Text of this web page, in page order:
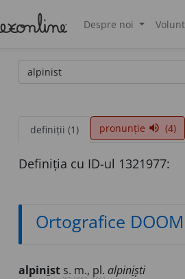
Despre noi
definiții (1) pronunție volume_up (4)
Definiția cu ID-ul 1321977:
Ortografice DOOM
alpinist s. m., pl. alpiniști